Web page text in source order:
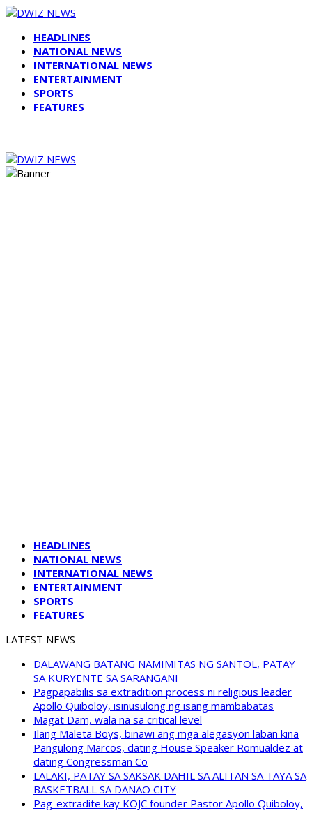
HEADLINES
NATIONAL NEWS
INTERNATIONAL NEWS
ENTERTAINMENT
SPORTS
FEATURES
HEADLINES
NATIONAL NEWS
INTERNATIONAL NEWS
ENTERTAINMENT
SPORTS
FEATURES
LATEST NEWS
DALAWANG BATANG NAMIMITAS NG SANTOL, PATAY
SA KURYENTE SA SARANGANI
Pagpapabilis sa extradition process ni religious leader
Apollo Quiboloy, isinusulong ng isang mambabatas
Magat Dam, wala na sa critical level
Ilang Maleta Boys, binawi ang mga alegasyon laban kina
Pangulong Marcos, dating House Speaker Romualdez at
dating Congressman Co
LALAKI, PATAY SA SAKSAK DAHIL SA ALITAN SA TAYA SA
BASKETBALL SA DANAO CITY
Pag-extradite kay KOJC founder Pastor Apollo Quiboloy,